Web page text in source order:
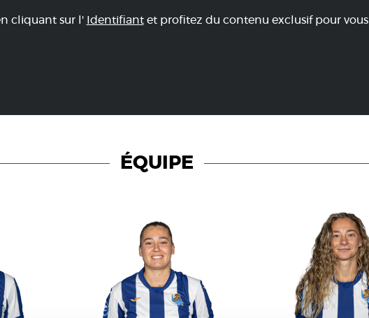
cliquant sur l' Identifiantet profitez du contenu exclusif pour vous.
ÉQUIPE